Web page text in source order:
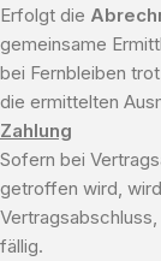
Erfolgt die
gemeinsame
bei Fernbleiben
die ermittelten
Zahlung
Sofern bei
getroffen wird,
fällig.